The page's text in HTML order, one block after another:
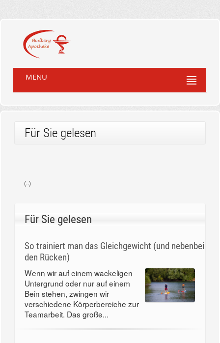
MENU
Für Sie gelesen
(..)
Für Sie gelesen
So trainiert man das Gleichgewicht (und nebenbei
den Rücken)
Wenn wir auf einem wackeligen
Untergrund oder nur auf einem
Bein stehen, zwingen wir
verschiedene Körperbereiche zur
Teamarbeit. Das große...